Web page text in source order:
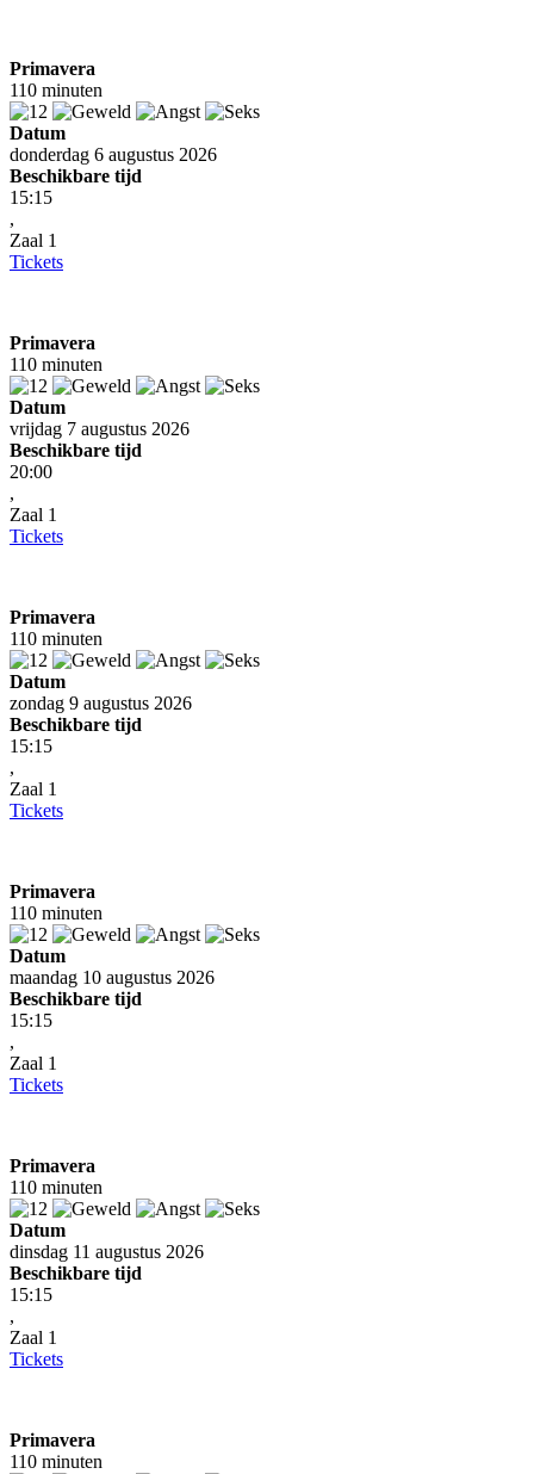
Primavera
110 minuten
Datum
donderdag 6 augustus 2026
Beschikbare tijd
15:15
,
Zaal 1
Tickets
Primavera
110 minuten
Datum
vrijdag 7 augustus 2026
Beschikbare tijd
20:00
,
Zaal 1
Tickets
Primavera
110 minuten
Datum
zondag 9 augustus 2026
Beschikbare tijd
15:15
,
Zaal 1
Tickets
Primavera
110 minuten
Datum
maandag 10 augustus 2026
Beschikbare tijd
15:15
,
Zaal 1
Tickets
Primavera
110 minuten
Datum
dinsdag 11 augustus 2026
Beschikbare tijd
15:15
,
Zaal 1
Tickets
Primavera
110 minuten